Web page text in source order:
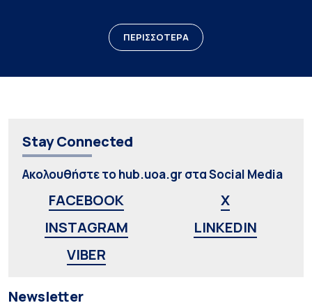
ΠΕΡΙΣΣΟΤΕΡΑ
Stay Connected
Ακολουθήστε το hub.uoa.gr στα Social Media
FACEBOOK
X
INSTAGRAM
LINKEDIN
VIBER
Newsletter